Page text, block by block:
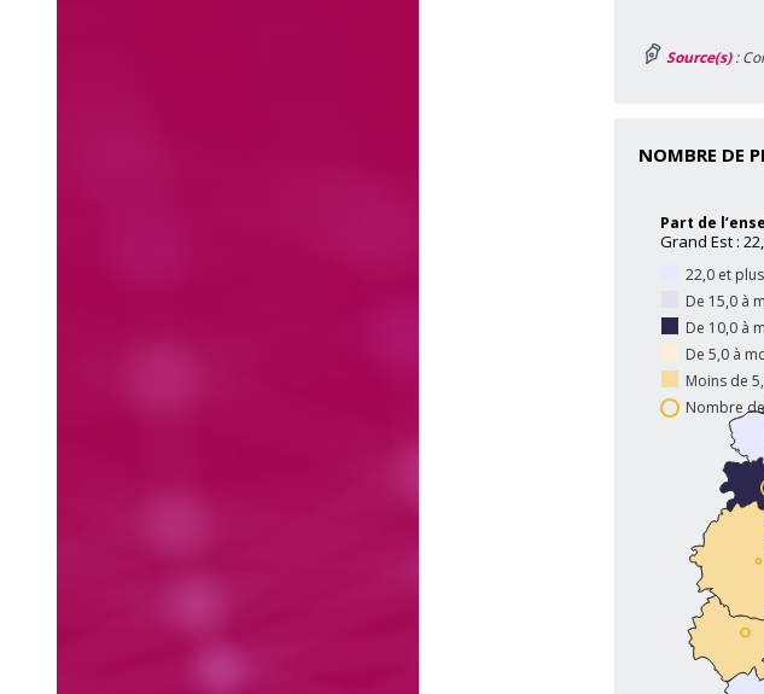
Source(s):
NOMBRE DE
22,0 et plus
De 15,0 à
De 10,0 à
De 5,0 à
Moins de
Nombre
Part de
Grand Est :